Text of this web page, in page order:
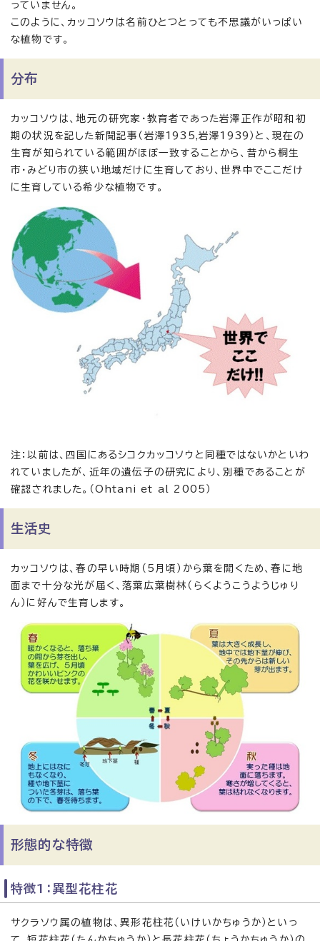
っていません。
このように、カッコソウは名前ひとつとっても不思議がいっぱい
な植物です。
分布
カッコソウは、地元の研究家・教育者であった岩澤正作が昭和初
期の状況を記した新聞記事（岩澤1935,岩澤1939）と、現在の
生育が知られている範囲がほぼ一致することから、昔から桐生
市・みどり市の狭い地域だけに生育しており、世界中でここだけ
に生育している希少な植物です。
注：以前は、四国にあるシコクカッコソウと同種ではないかといわ
れていましたが、近年の遺伝子の研究により、別種であることが
確認されました。（Ohtani et al 2005）
生活史
カッコソウは、春の早い時期（5月頃）から葉を開くため、春に地
面まで十分な光が届く、落葉広葉樹林（らくようこうようじゅり
ん）に好んで生育します。
形態的な特徴
特徴1：異型花柱花
サクラソウ属の植物は、異形花柱花（いけいかちゅうか）といっ